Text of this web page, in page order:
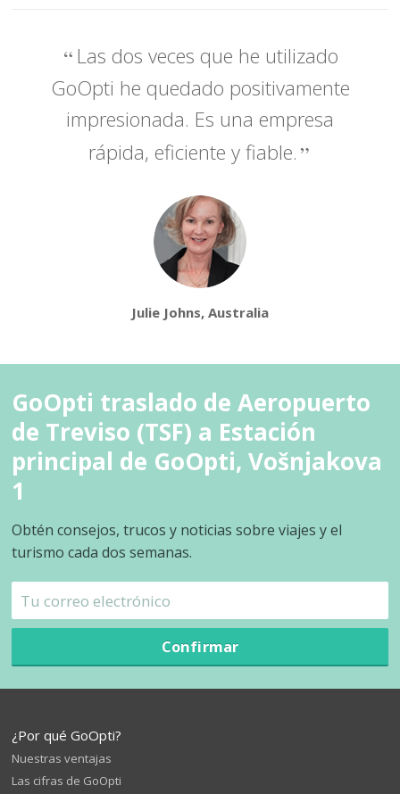
Las dos veces que he utilizado
GoOpti he quedado positivamente
impresionada. Es una empresa
rápida, eficiente y fiable.
Julie Johns, Australia
GoOpti traslado de Aeropuerto
de Treviso (TSF) a Estación
principal de GoOpti, Vošnjakova
1
Obtén consejos, trucos y noticias sobre viajes y el
turismo cada dos semanas.
Confirmar
¿Por qué GoOpti?
Nuestras ventajas
Las cifras de GoOpti